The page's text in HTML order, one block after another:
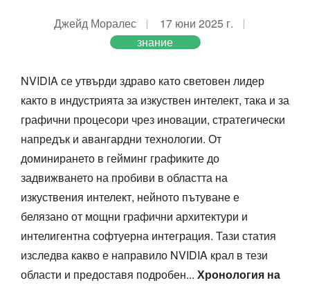
Джейд Моралес
17 юни 2025 г.
знание
NVIDIA се утвърди здраво като световен лидер
както в индустрията за изкуствен интелект, така и за
графични процесори чрез иновации, стратегически
напредък и авангардни технологии. От
доминирането в гейминг графиките до
задвижването на пробиви в областта на
изкуствения интелект, нейното пътуване е
белязано от мощни графични архитектури и
интелигентна софтуерна интеграция. Тази статия
изследва какво е направило NVIDIA крал в тези
области и предоставя подробен... Хронология на